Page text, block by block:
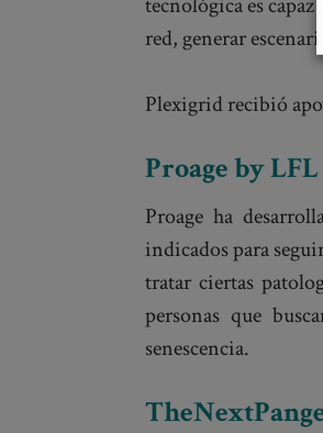
tecnológica es
red, generar
Plexigrid recibió
Proage by LFL
Proage ha
indicados para
tratar ciertas
personas que
senescencia.